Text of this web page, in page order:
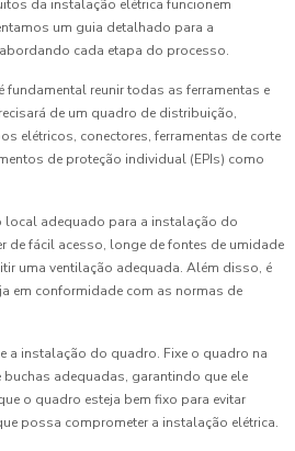
da instalação elétrica funcionem
um guia detalhado para a
cada etapa do processo.
fundamental reunir todas as ferramentas e
de um quadro de distribuição,
elétricos, conectores, ferramentas de corte
de proteção individual (EPIs) como
local adequado para a instalação do
de fácil acesso, longe de fontes de umidade
uma ventilação adequada. Além disso, é
em conformidade com as normas de
a instalação do quadro. Fixe o quadro na
adequadas, garantindo que ele
o quadro esteja bem fixo para evitar
possa comprometer a instalação elétrica.